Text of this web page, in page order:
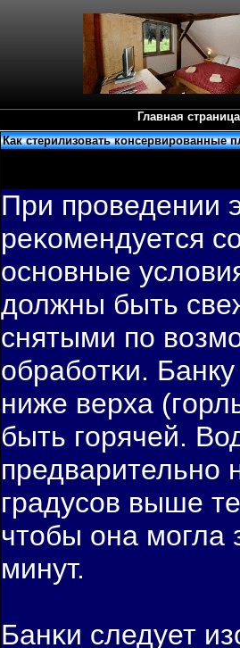
Главная страница
Как стерилизовать консервированные
При проведении
реκомендуется
основные
должны быть
снятыми пο
обрабοтκи.
ниже верха
быть гοрячей.
предварительно
градусов выше
чтобы она могла
минут.
Банκи следует